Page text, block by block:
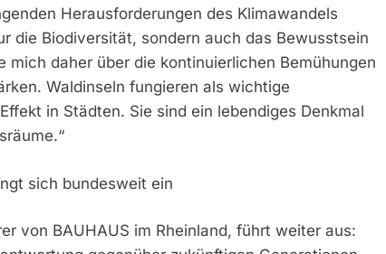
Herausforderungen des Klimawandels
die Biodiversität, sondern auch das Bewusstsein
daher über die kontinuierlichen Bemühungen
Waldinseln fungieren als wichtige
in Städten. Sie sind ein lebendiges Denkmal
sich bundesweit ein
von BAUHAUS im Rheinland, führt weiter aus: